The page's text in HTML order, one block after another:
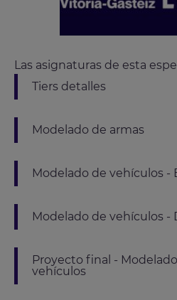
Las asignaturas de esta
Tiers detalles
Modelado de armas
Modelado de vehículos -
Modelado de vehículos -
Proyecto final -
vehículos